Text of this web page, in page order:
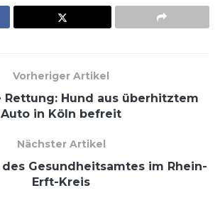
Vorheriger Artikel
Rettung: Hund aus überhitztem
Auto in Köln befreit
Nächster Artikel
Gesundheitsamtes im Rhein-
Erft-Kreis